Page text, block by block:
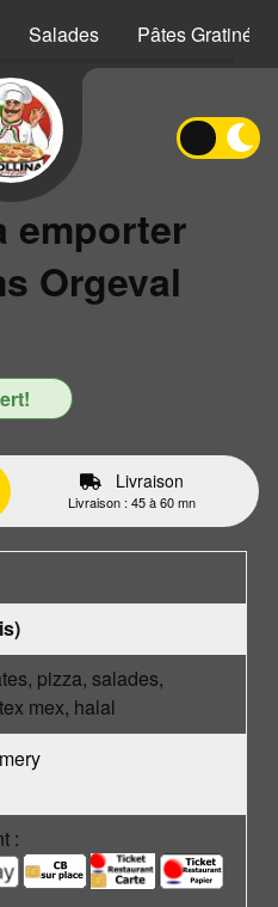
Salades Pâtes
emporter
Orgeval
Livraison
Livraison : 45 à 60 mn
pizza, salades,
mex, halal
: